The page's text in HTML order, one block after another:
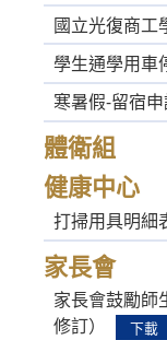
國立光復商工
學生通學用車
寒暑假-留宿
體衛組
健康中心
打掃用具明細
家長會
家長會鼓勵師
修訂）
下載